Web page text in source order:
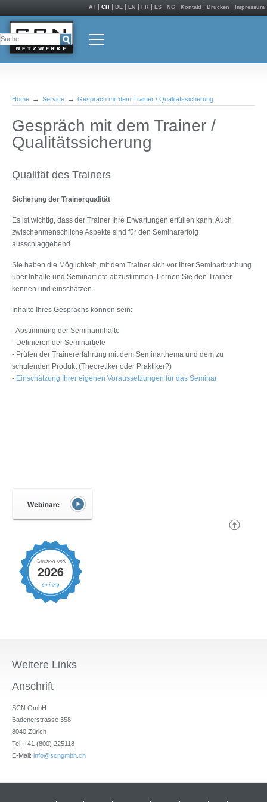
AT CH DE EN FR ES NG Kontakt Drucken Impressum
Home Service Gespräch mit dem Trainer / Qualitätssicherung
Gespräch mit dem Trainer /
Qualitätssicherung
Qualität des Trainers
Sicherung der Trainerqualität
Es ist wichtig, dass der Trainer Ihre Erwartungen erfüllen kann. Auch
zwischenmenschliche Aspekte sind für den Seminarerfolg
ausschlaggebend.
Sie haben die Möglichkeit, mit dem Trainer sich vor Ihrer Seminarbuchung
über Inhalte und Seminartiefe abzustimmen. Lernen Sie den Trainer
kennen und einschätzen.
Inhalte Ihres Gesprächs können sein:
- Abstimmung der Seminarinhalte
- Definieren der Seminartiefe
- Prüfen der Trainererfahrung mit dem Seminarthema und dem zu
schulenden Produkt (Theoretiker oder Praktiker?)
- Einschätzung Ihrer eigenen Voraussetzungen für das Seminar
Weitere Links
Anschrift
SCN GmbH
Badenerstrasse 358
8040 Zürich
Tel: +41 (800) 225118
E-Mail: info@scngmbh.ch